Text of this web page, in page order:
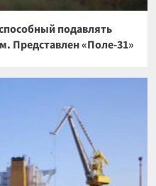
подавлять
Представлен «Поле-31»